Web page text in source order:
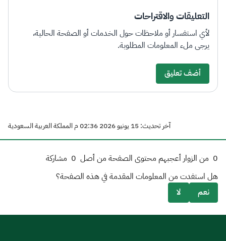
التعليقات والاقتراحات
لأي استفسار أو ملاحظات حول الخدمات أو الصفحة الحالية،
يرجى ملء المعلومات المطلوبة.
أضف تعليق
آخر تحديث: 15 يونيو 2026 02:36 م المملكة العربية السعودية
0 من الزوار أعجبهم محتوى الصفحة من أصل 0 مشاركة
هل استفدت من المعلومات المقدمة في هذه الصفحة؟
نعم
لا